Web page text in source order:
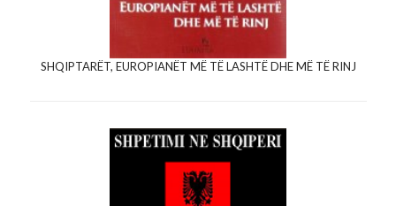
SHQIPTARËT, EUROPIANËT MË TË LASHTË DHE MË TË RINJ